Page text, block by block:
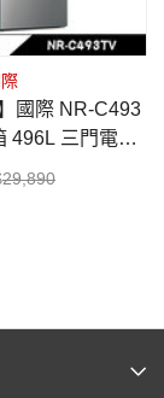
國際 NR-C493
496L 三門電冰
一級能源 晶漾
29,890